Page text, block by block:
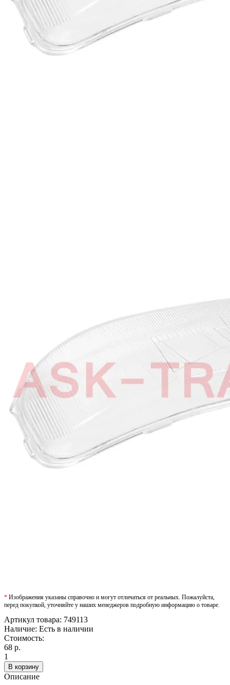
* Изображения указаны справочно и могут отличаться от реальных. Пожалуйста,
перед покупкой, уточняйте у наших менеджеров подробную информацию о товаре.
Артикул товара: 749113
Наличие: Есть в наличии
Стоимость:
68 р.
1
В корзину
Описание